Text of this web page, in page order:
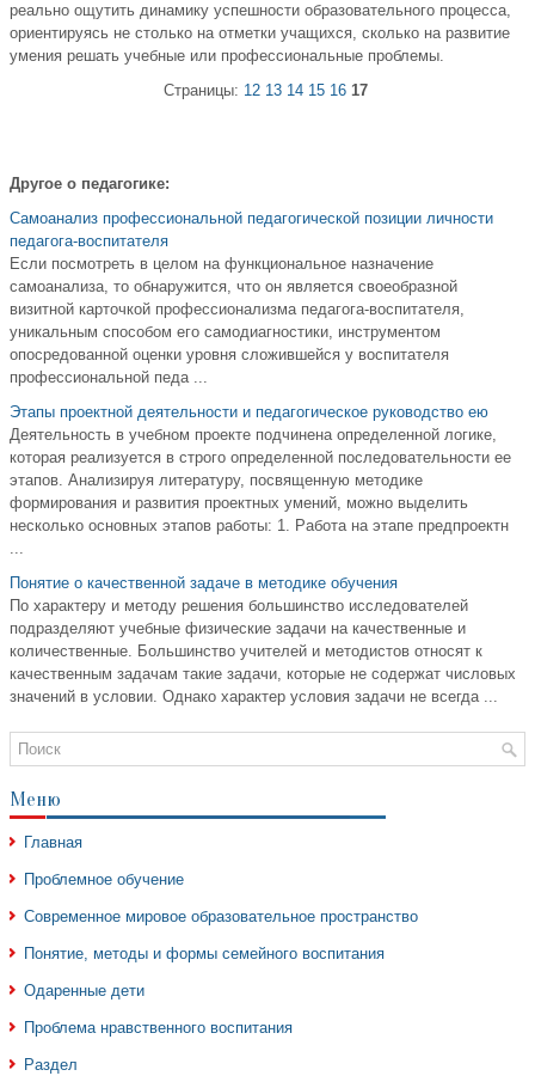
реально ощутить динамику успешности образовательного процесса,
ориентируясь не столько на отметки учащихся, сколько на развитие
умения решать учебные или профессиональные проблемы.
Страницы: 12 13 14 15 16 17
Другое о педагогике:
Самоанализ профессиональной педагогической позиции личности
педагога-воспитателя
Если посмотреть в целом на функциональное назначение
самоанализа, то обнаружится, что он является своеобразной
визитной карточкой профессионализма педагога-воспитателя,
уникальным способом его самодиагностики, инструментом
опосредованной оценки уровня сложившейся у воспитателя
профессиональной педа ...
Этапы проектной деятельности и педагогическое руководство ею
Деятельность в учебном проекте подчинена определенной логике,
которая реализуется в строго определенной последовательности ее
этапов. Анализируя литературу, посвященную методике
формирования и развития проектных умений, можно выделить
несколько основных этапов работы: 1. Работа на этапе предпроектн
...
Понятие о качественной задаче в методике обучения
По характеру и методу решения большинство исследователей
подразделяют учебные физические задачи на качественные и
количественные. Большинство учителей и методистов относят к
качественным задачам такие задачи, которые не содержат числовых
значений в условии. Однако характер условия задачи не всегда ...
Меню
Главная
Проблемное обучение
Современное мировое образовательное пространство
Понятие, методы и формы семейного воспитания
Одаренные дети
Проблема нравственного воспитания
Раздел